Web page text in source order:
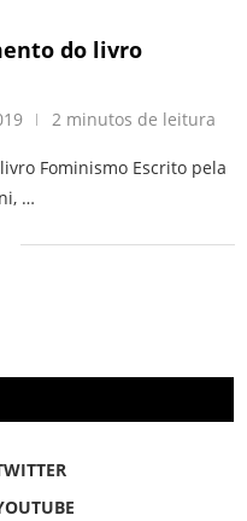
do livro
2 minutos de leitura
Fominismo Escrito pela
…